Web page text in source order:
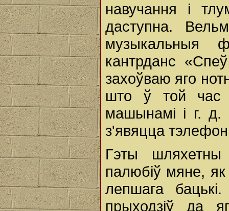
навучання і
даступна.
музыкальныя
кантрданс
захоўваю яго
што ў той час
машынамі і г.
з'явяцца
Гэты
палюбіў мяне, як
лепшага
прыходзіў да